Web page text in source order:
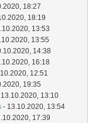
18:27
18:19
13:53
13:55
14:38
16:18
12:51
19:35
13:10
- 13.10.2020, 13:54
17:39